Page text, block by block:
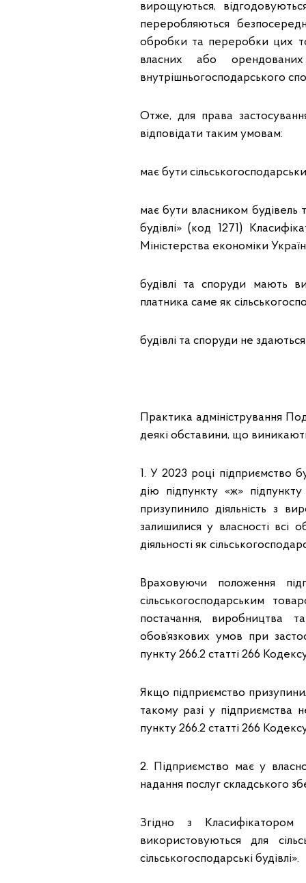
вирощуються,
переробляються
обробки та переробки цих
власних або
внутрішньогосподарського
Отже, для права
відповідати таким умовам:
має бути
має бути власником будівель
будівлі» (код 1271)
Міністерства економіки
будівлі та споруди мають
платника саме як
будівлі та споруди не
Практика адміністрування
деякі обставини, що
1. У 2023 році підприємство
дію підпункту «ж»
призупинило діяльність з
залишилися у власності всі
діяльності як
Враховуючи положення
сільськогосподарським
постачання, виробництва
обов’язкових умов при
пункту 266.2 статті 266
Якщо підприємство
такому разі у підприємства
пункту 266.2 статті 266
2. Підприємство має у
надання послуг складського
Згідно з Класифікатором
використовуються для
сільськогосподарські будівлі».